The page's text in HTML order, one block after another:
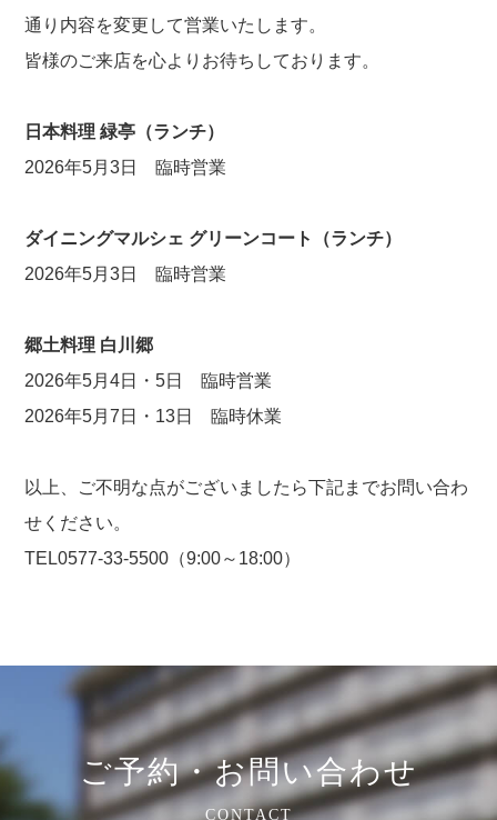
通り内容を変更して営業いたします。
皆様のご来店を心よりお待ちしております。
日本料理 緑亭（ランチ）
2026年5月3日 臨時営業
ダイニングマルシェ グリーンコート（ランチ）
2026年5月3日 臨時営業
郷土料理 白川郷
2026年5月4日・5日 臨時営業
2026年5月7日・13日 臨時休業
以上、ご不明な点がございましたら下記までお問い合わ
せください。
TEL0577-33-5500（9:00～18:00）
ご予約・お問い合わせ
CONTACT